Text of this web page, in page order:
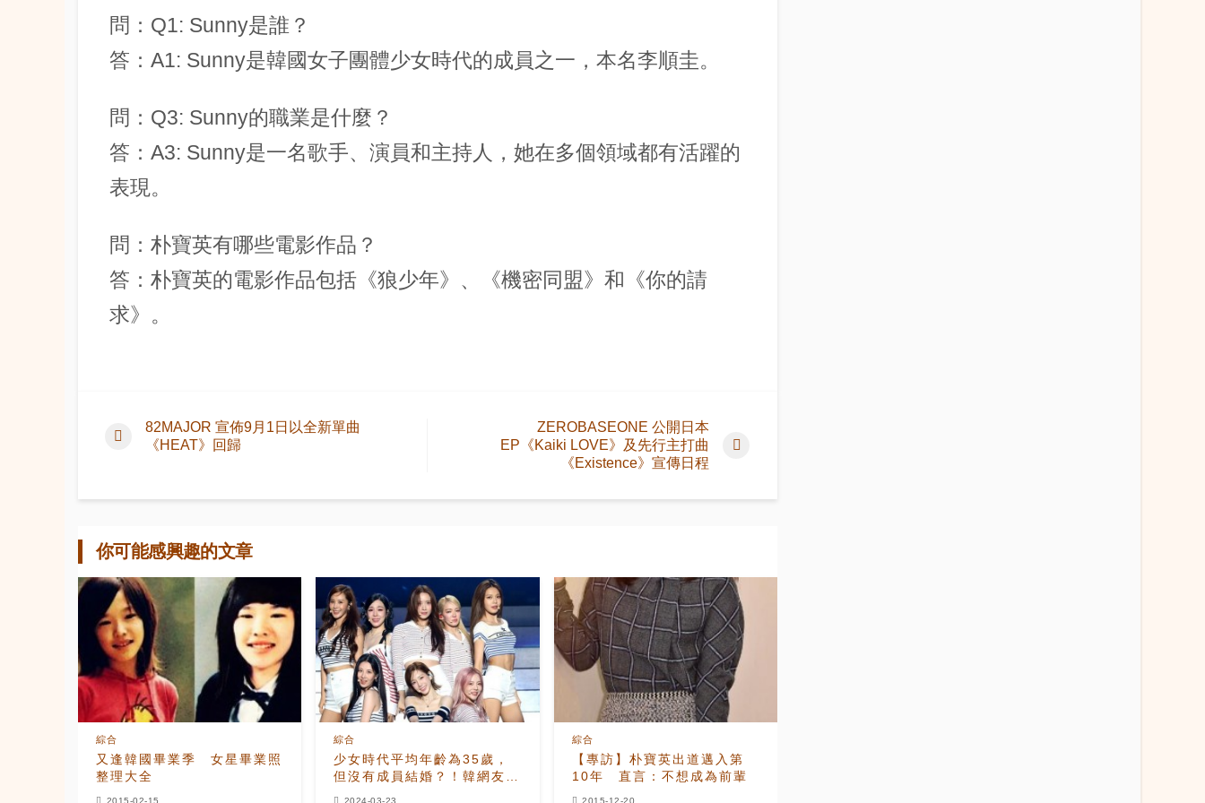
問：Q1: Sunny是誰？
答：A1: Sunny是韓國女子團體少女時代的成員之一，本名李順圭。
問：Q3: Sunny的職業是什麼？
答：A3: Sunny是一名歌手、演員和主持人，她在多個領域都有活躍的
表現。
問：朴寶英有哪些電影作品？
答：朴寶英的電影作品包括《狼少年》、《機密同盟》和《你的請
求》。
82MAJOR 宣佈9月1日以全新單曲
《HEAT》回歸
ZEROBASEONE 公開日本
EP《Kaiki LOVE》及先行主打曲
《Existence》宣傳日程
你可能感興趣的文章
又逢韓國畢業季 女星畢業照
整理大全
綜合
2015-02-15
少女時代平均年齡為35歲，
但沒有成員結婚？！韓網友表
綜合
2024-03-23
【專訪】朴寶英出道邁入第
10年 直言：不想成為前輩
綜合
2015-12-20